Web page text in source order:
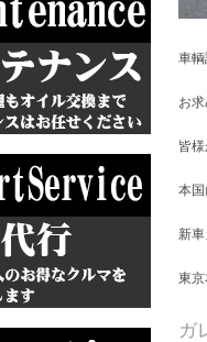
車
お
皆
本
新
東
ガ